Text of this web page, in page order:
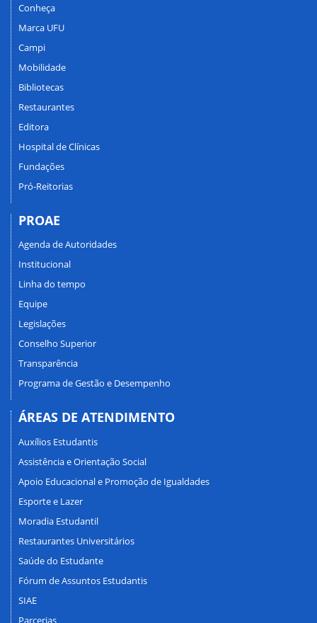
Conheça
Marca UFU
Campi
Mobilidade
Bibliotecas
Restaurantes
Editora
Hospital de Clínicas
Fundações
Pró-Reitorias
PROAE
Agenda de Autoridades
Institucional
Linha do tempo
Equipe
Legislações
Conselho Superior
Transparência
Programa de Gestão e Desempenho
ÁREAS DE ATENDIMENTO
Auxílios Estudantis
Assistência e Orientação Social
Apoio Educacional e Promoção de Igualdades
Esporte e Lazer
Moradia Estudantil
Restaurantes Universitários
Saúde do Estudante
Fórum de Assuntos Estudantis
SIAE
Parcerias